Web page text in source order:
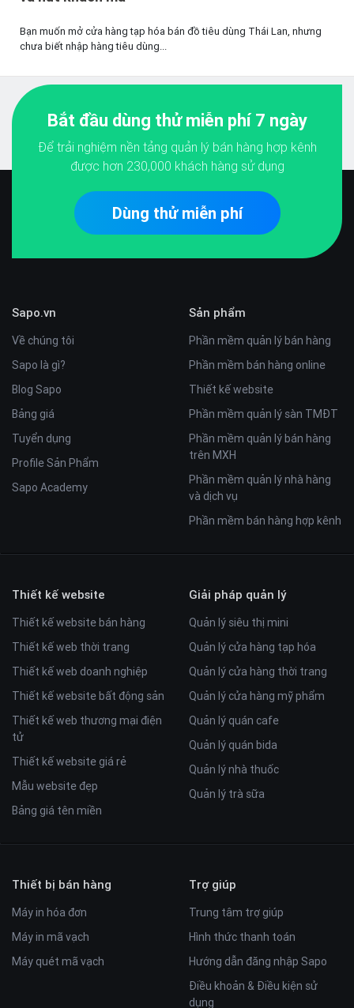
Bạn muốn mở cửa hàng tạp hóa bán đồ tiêu dùng Thái Lan, nhưng
chưa biết nhập hàng tiêu dùng...
Bắt đầu dùng thử miễn phí 7 ngày
Để trải nghiệm nền tảng quản lý bán hàng hợp kênh
được hơn 230,000 khách hàng sử dụng
Dùng thử miễn phí
Sapo.vn
Về chúng tôi
Sapo là gì?
Blog Sapo
Bảng giá
Tuyển dụng
Profile Sản Phẩm
Sapo Academy
Sản phẩm
Phần mềm quản lý bán hàng
Phần mềm bán hàng online
Thiết kế website
Phần mềm quản lý sàn TMĐT
Phần mềm quản lý bán hàng
trên MXH
Phần mềm quản lý nhà hàng
và dịch vụ
Phần mềm bán hàng hợp kênh
Thiết kế website
Thiết kế website bán hàng
Thiết kế web thời trang
Thiết kế web doanh nghiệp
Thiết kế website bất động sản
Thiết kế web thương mại điện
tử
Thiết kế website giá rẻ
Mẫu website đẹp
Bảng giá tên miền
Giải pháp quản lý
Quản lý siêu thị mini
Quản lý cửa hàng tạp hóa
Quản lý cửa hàng thời trang
Quản lý cửa hàng mỹ phẩm
Quản lý quán cafe
Quản lý quán bida
Quản lý nhà thuốc
Quản lý trà sữa
Thiết bị bán hàng
Máy in hóa đơn
Máy in mã vạch
Máy quét mã vạch
Trợ giúp
Trung tâm trợ giúp
Hình thức thanh toán
Hướng dẫn đăng nhập Sapo
Điều khoản & Điều kiện sử
dụng